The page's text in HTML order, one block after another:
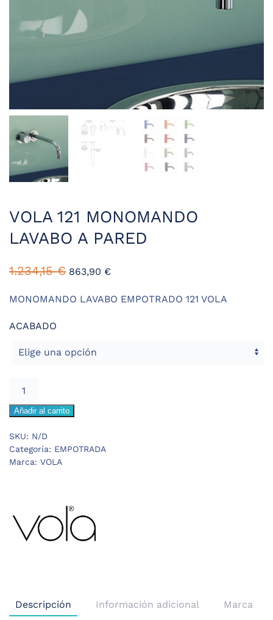
VOLA 121 MONOMANDO
LAVABO A PARED
1.234,15€ 863,90 €
MONOMANDO LAVABO EMPOTRADO 121 VOLA
ACABADO
MONOMANDO
A
PARED
Añadir al carrito
SKU: N/D
Categoría: EMPOTRADA
Marca: VOLA
Descripción Información adicional
Marca